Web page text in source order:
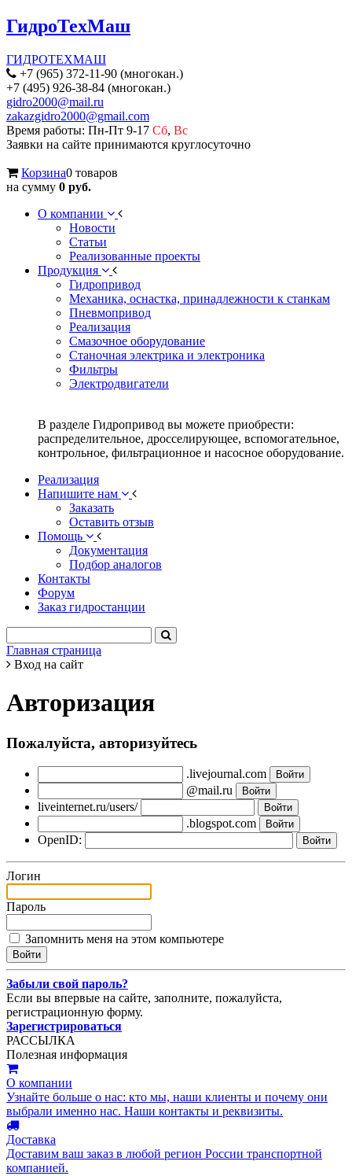
ГидроТехМаш
ГИДРОТЕХМАШ
+7 (965) 372-11-90 (многокан.)
+7 (495) 926-38-84 (многокан.)
gidro2000@mail.ru
zakazgidro2000@gmail.com
Время работы: Пн-Пт 9-17 Сб, Вс
Заявки на сайте принимаются круглосуточно
Корзина0 товаров
на сумму 0 руб.
О компании
Новости
Статьи
Реализованные проекты
Продукция
Гидропривод
Механика, оснастка, принадлежности к станкам
Пневмопривод
Реализация
Смазочное оборудование
Станочная электрика и электроника
Фильтры
Электродвигатели
В разделе Гидропривод вы можете приобрести:
распределительное, дросселирующее, вспомогательное,
контрольное, фильтрационное и насосное оборудование.
Реализация
Напишите нам
Заказать
Оставить отзыв
Помощь
Документация
Подбор аналогов
Контакты
Форум
Заказ гидростанции
Главная страница
Вход на сайт
Авторизация
Пожалуйста, авторизуйтесь
.livejournal.com
@mail.ru
liveinternet.ru/users/
.blogspot.com
OpenID:
Логин
Пароль
Запомнить меня на этом компьютере
Забыли свой пароль?
Если вы впервые на сайте, заполните, пожалуйста,
регистрационную форму.
Зарегистрироваться
РАССЫЛКА
Полезная информация
О компании
Узнайте больше о нас: кто мы, наши клиенты и почему они
выбрали именно нас. Наши контакты и реквизиты.
Доставка
Доставим ваш заказ в любой регион России транспортной
компанией.